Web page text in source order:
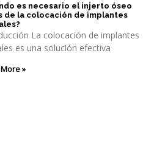
es necesario el injerto óseo
de la colocación de implantes
La colocación de implantes
es una solución efectiva
»